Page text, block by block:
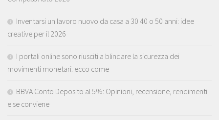
Inventarsi un lavoro nuovo da casa a 30 40 o 50 anni: idee
creative per il 2026
I portali online sono riusciti a blindare la sicurezza dei
movimenti monetari: ecco come
BBVA Conto Deposito al 5%: Opinioni, recensione, rendimenti
e se conviene